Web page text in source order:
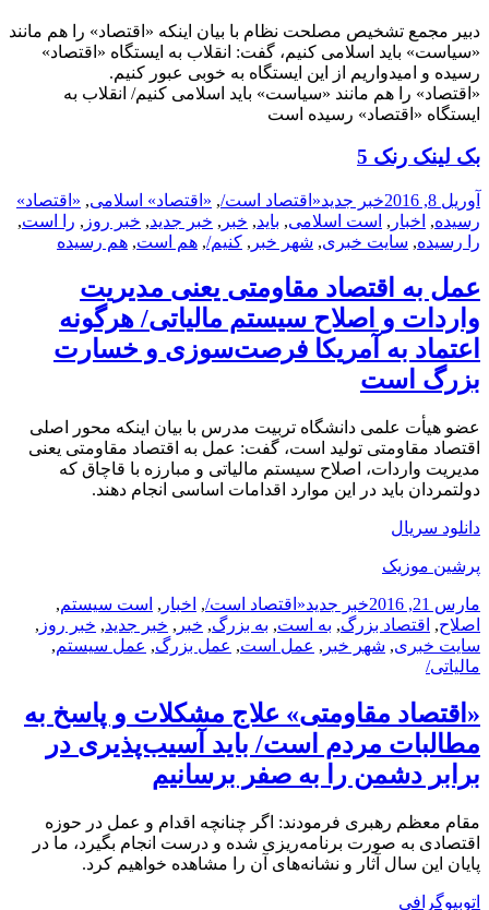
دبیر مجمع تشخیص مصلحت نظام با بیان اینکه «اقتصاد» را هم مانند
«سیاست» باید اسلامی کنیم، گفت: انقلاب به ایستگاه «اقتصاد»
رسیده و امیدواریم از این ایستگاه به خوبی عبور کنیم.
«اقتصاد» را هم مانند «سیاست» باید اسلامی کنیم/ انقلاب به
ایستگاه «اقتصاد» رسیده است
بک لینک رنک 5
ارسال
شده
در
آوریل 8, 2016 نویسنده
دسته‌ها
خبر جدیدبرچسب‌ها
«اقتصاد است/, «اقتصاد» اسلامی, «اقتصاد»
رسیده, اخبار , است اسلامی, باید, خبر , خبر جدید, خبر روز , را است,
را رسیده, سایت خبری, شهر خبر , کنیم/, هم است, هم رسیده
عمل به اقتصاد مقاومتی یعنی مدیریت
واردات و اصلاح سیستم مالیاتی/ هرگونه
اعتماد به آمریکا فرصت‌سوزی و خسارت
بزرگ است
عضو هیأت علمی دانشگاه تربیت مدرس با بیان اینکه محور اصلی
اقتصاد مقاومتی تولید است، گفت: عمل به اقتصاد مقاومتی یعنی
مدیریت واردات، اصلاح سیستم مالیاتی و مبارزه با قاچاق که
دولتمردان باید در این موارد اقدامات اساسی انجام دهند.
دانلود سریال
پرشین موزیک
ارسال
شده
در
مارس 21, 2016 نویسنده
دسته‌ها
خبر جدیدبرچسب‌ها
«اقتصاد است/, اخبار , است سیستم,
اصلاح, اقتصاد بزرگ, به است, به بزرگ, خبر , خبر جدید, خبر روز ,
سایت خبری, شهر خبر , عمل است, عمل بزرگ, عمل سیستم,
مالیاتی/
«اقتصاد مقاومتی» علاج مشکلات و پاسخ به
مطالبات مردم است/ باید آسیب‌پذیری در
برابر دشمن را به صفر برسانیم
مقام معظم رهبری فرمودند: اگر چنانچه اقدام و عمل در حوزه
اقتصادی به صورت برنامه‌ریزی شده و درست انجام بگیرد، ما در
پایان این سال آثار و نشانه‌های آن را مشاهده خواهیم کرد.
اتوبیوگرافی